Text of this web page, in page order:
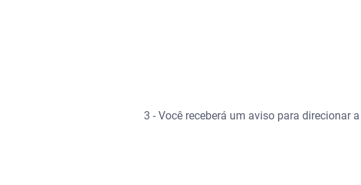
3 - Você receberá um aviso para direcionar